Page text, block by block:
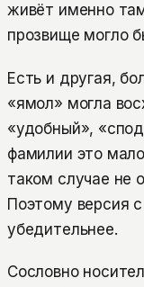
живёт именно
прозвище могло
Есть и другая,
«ямол» могла
«удобный»,
фамилии это
таком случае не
Поэтому версия
убедительнее.
Сословно